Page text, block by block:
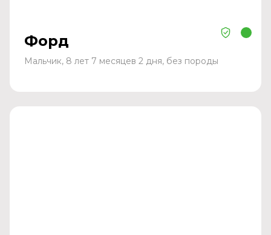
Форд
Мальчик, 8 лет 7 месяцев 2 дня, без породы